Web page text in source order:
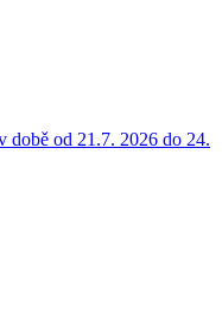
době od 21.7. 2026 do 24.